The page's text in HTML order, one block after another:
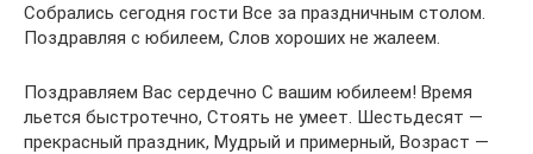
Собрались сегодня гости Все за праздничным столом.
Поздравляя с юбилеем, Слов хороших не жалеем.
Поздравляем Вас сердечно С вашим юбилеем! Время
льется быстротечно, Стоять не умеет. Шестьдесят —
прекрасный праздник, Мудрый и примерный, Возраст —